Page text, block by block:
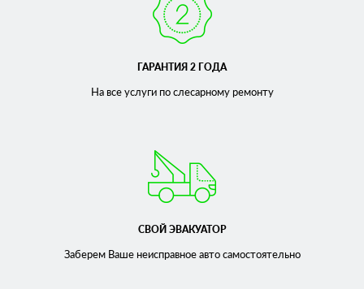
ГАРАНТИЯ 2 ГОДА
На все услуги по слесарномуремонту
СВОЙ ЭВАКУАТОР
Заберем Ваше неисправноеавто самостоятельно